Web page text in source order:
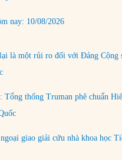
nay: 10/08/2026
là một rủi ro đối với Đảng Cộng
Tổng thống Truman phê chuẩn
giao giải cứu nhà khoa học